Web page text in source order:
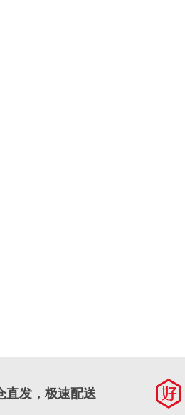
直发，极速配送